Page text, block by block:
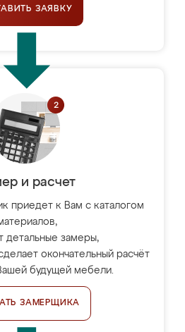
ЗАЯВКУ
и расчет
приедет к Вам с каталогом
детальные замеры,
окончательный расчёт
будущей мебели.
ЗАМЕРЩИКА